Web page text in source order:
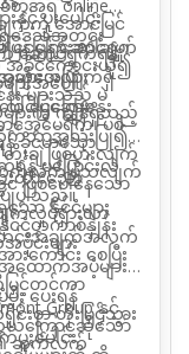
နှင့် ပူးပေါင်း
န့်ပြန့် ဆောင်ရွက်
အသိပေးလျက်ရှိ
င်ပြဆွေးနွေး
က်ကို အောင်မြင်
က်ဆောင်ရွက်ရန်
ားအပေါ်
ျားက ကျန်ရှိသည့်
န် ခိုင်မာသော
ဆက်လက်ပြသလျက်
စာအရonline
ဒေသအတွင်း
အခွင့်ကောင်းယူ၍
န်းများသည် မဲ
င်အမေရိက၊ ပစိ
းချဲ့ဖြစ်ပွားလျက်
ဖြစ်ပေါ်နေသော
က်လှုပ်ရှားလာ
င်းများ
ေကြေးခဝါချမှု၊
ားအပြား
ါ် ငွေကြေး
က်ဘာအသုံးပြု၍
ရန် မပြောင်းလဲ
ပါသည်။
နိုင်ငံတကာစံနှုန်း
းကောင်း စေပြီး
ြှင့်တင်ကာ
းစွာ တိုးမြှင့်သွား
မိ၏ ဆက်လက်
ထားသော
သော နိုင်ငံများ
င်းအချက်အလက်
ထောက်အပံ့များ
ပေးရန်
ကြောင့်ဆိုသော်
Groupနှင့်
ပေါင်း